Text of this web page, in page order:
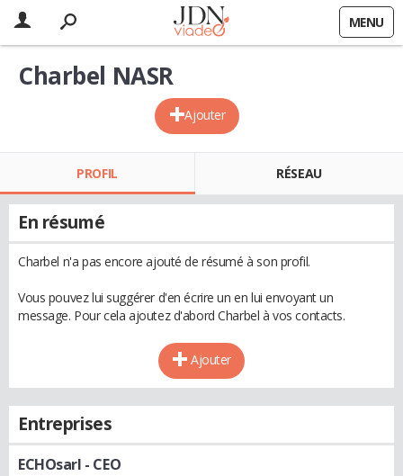
MENU
Ajouter
Charbel NASR
PROFIL RÉSEAU
En résumé
Charbel n'a pas encore ajouté de résumé à son profil.
Vous pouvez lui suggérer d'en écrire un en lui envoyant un
message. Pour cela ajoutez d'abord Charbel à vos contacts.
Ajouter
Entreprises
ECHOsarl - CEO